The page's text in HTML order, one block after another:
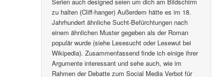
zu halten (Cliff-hanger) Außerdem hätte es im 18.
Jahrhundert ähnliche Sucht-Befürchtungen nach
einem ähnlichen Muster gegeben als der Roman
populär wurde (siehe Lesesucht oder Lesewut bei
Wikipedia). Zusammenfassend finde ich einige ihrer
Argumente interessant und sehe auch, wie im
Rahmen der Debatte zum Social Media Verbot für